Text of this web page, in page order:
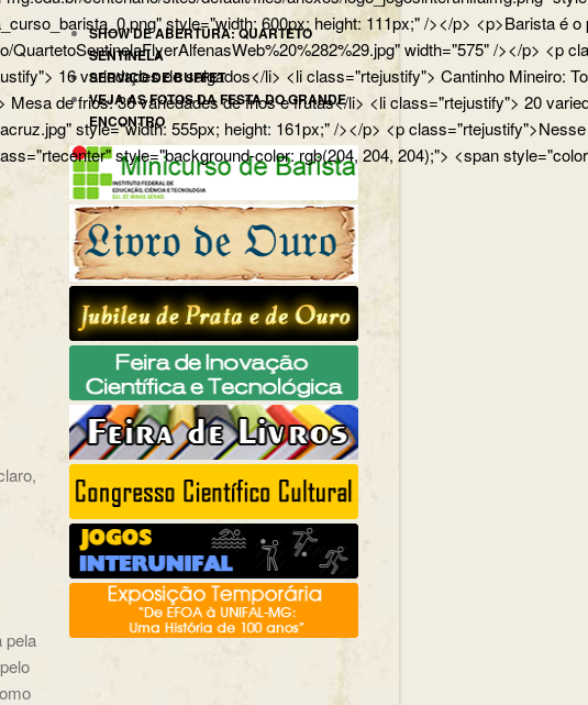
style="width: 600px; height: 111px;" /></p>
width="575" /></p>
16 variedades de salgados</li> <li class="rtejustify"> Cantinho
de frios: 36 variedades de frios e frutas</li> <li class="rtejustify"> 20
style="width: 555px; height: 161px;" /></p> <p
style="background-color: rgb(204, 204, 204);"> <span
pela
SHOW DE ABERTURA: QUARTETO
SENTINELA
SERVIÇO DE BUFFET
VEJA AS FOTOS DA FESTA DO GRANDE
ENCONTRO